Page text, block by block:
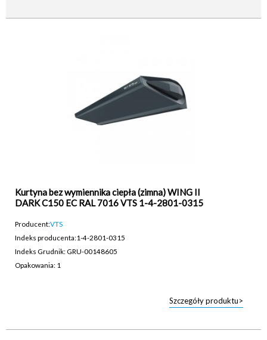
Kurtyna bez wymiennika ciepła (zimna) WING II
DARK C150 EC RAL 7016 VTS 1-4-2801-0315
Producent:VTS
Indeks producenta:1-4-2801-0315
Indeks Grudnik: GRU-00148605
Opakowania: 1
Szczegóły produktu>